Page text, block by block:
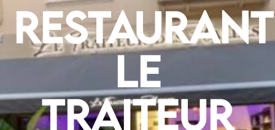
Restaurant
Le
Traiteur